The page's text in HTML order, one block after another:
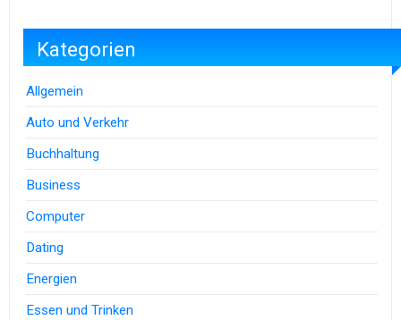
Kategorien
Allgemein
Auto und Verkehr
Buchhaltung
Business
Computer
Dating
Energien
Essen und Trinken